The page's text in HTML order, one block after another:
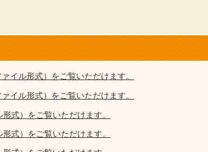
イル形式）をご覧いただけます。
イル形式）をご覧いただけます。
式）をご覧いただけます。
式）をご覧いただけます。